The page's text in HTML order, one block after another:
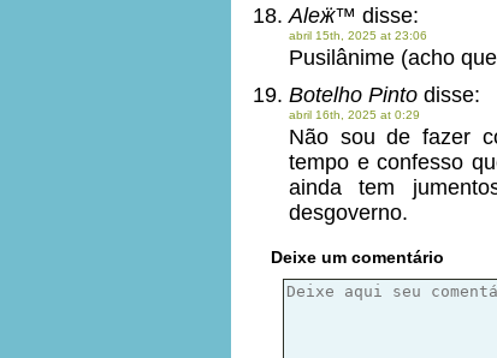
Aleӝ™ disse:
abril 15th, 2025 at 23:06
Pusilânime (acho
Botelho Pinto disse:
abril 16th, 2025 at 0:29
Não sou de fazer
tempo e confesso
ainda tem
desgoverno.
Deixe um comentário